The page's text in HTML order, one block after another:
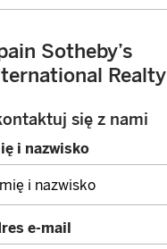
Sotheby’s
Realty
się z nami
i nazwisko
e-mail